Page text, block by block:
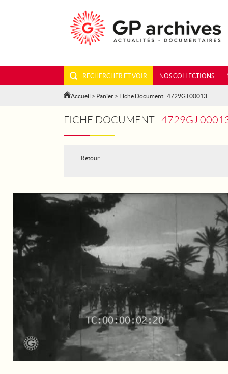
RECHERCHER ET VOIR NOS COLLECTIONS
Accueil > Panier > Fiche Document : 4729GJ 00013
FICHE DOCUMENT : 4729GJ 00013 - APRÈS
Retour